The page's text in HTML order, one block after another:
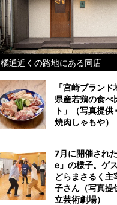
橘通近くの路地にある同店
「宮崎ブラン
県産若鶏の食べ
ト」（写真提供
焼肉しゃもや）
7月に開催され
e」の様子。ゲ
どらまさるく主
子さん（写真提
立芸術劇場）